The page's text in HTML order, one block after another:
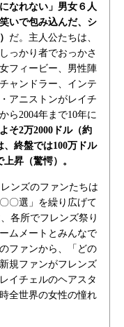
なれない」男女６人
いで包み込んだ、シ
だ。主人公たちは、
っかり者でおっかさ
フィービー、男性陣
ャンドラー、インテ
アニストンがレイチ
ら2004年まで10年に
そ2万2000ドル（約
終盤では100万ドル
昇（驚愕）。
ンズのファンたちは
〇選」を繰り広げて
各所でフレンズ祭り
ムメートとみんなで
ファンから、「どの
規ファンがフレンズ
イチェルのヘアスタ
全世界の女性の憧れ